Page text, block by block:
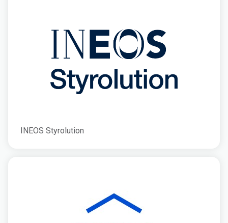
INEOS Styrolution